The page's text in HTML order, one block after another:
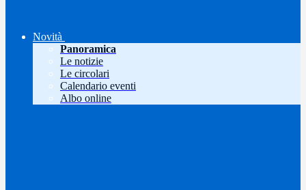
Novità
Panoramica
Le notizie
Le circolari
Calendario eventi
Albo online